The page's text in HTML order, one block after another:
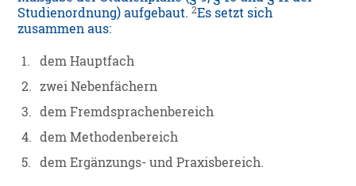
Studienordnung) aufgebaut.2Es setzt sich
zusammen aus:
1.
dem Hauptfach
2. zwei Nebenfächern
3. dem Fremdsprachenbereich
4. dem Methodenbereich
5.
dem Ergänzungs- und Praxisbereich.